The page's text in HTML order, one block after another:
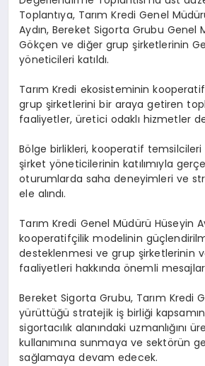
Toplantıya, Tarım Kredi Genel
Aydın, Bereket Sigorta Grubu Genel
Gökçen ve diğer grup şirketlerinin
yöneticileri katıldı.
Tarım Kredi ekosisteminin
grup şirketlerini bir araya getiren
faaliyetler, üretici odaklı hizmetler
Bölge birlikleri, kooperatif
şirket yöneticilerinin katılımıyla
oturumlarda saha deneyimleri ve
ele alındı.
Tarım Kredi Genel Müdürü Hüseyin
kooperatifçilik modelinin
desteklenmesi ve grup şirketlerinin
faaliyetleri hakkında önemli mesajlar
Bereket Sigorta Grubu, Tarım Kredi
yürüttüğü stratejik iş birliği
sigortacılık alanındaki uzmanlığını
kullanımına sunmaya ve sektörün
sağlamaya devam edecek.